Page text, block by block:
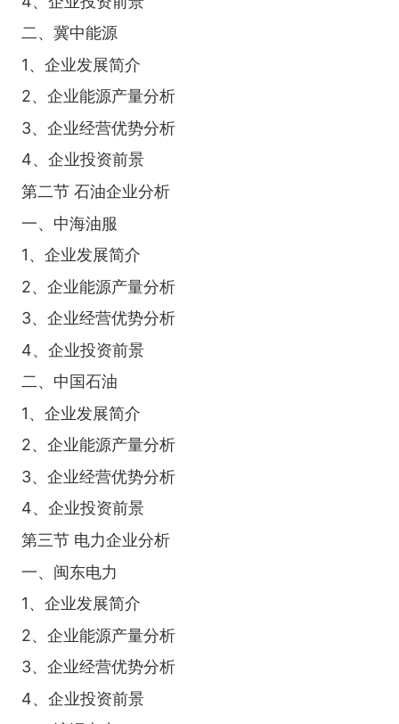
二、冀中能源
1、企业发展简介
2、企业能源产量分析
3、企业经营优势分析
4、企业投资前景
第二节 石油企业分析
一、中海油服
1、企业发展简介
2、企业能源产量分析
3、企业经营优势分析
4、企业投资前景
二、中国石油
1、企业发展简介
2、企业能源产量分析
3、企业经营优势分析
4、企业投资前景
第三节 电力企业分析
一、闽东电力
1、企业发展简介
2、企业能源产量分析
3、企业经营优势分析
4、企业投资前景